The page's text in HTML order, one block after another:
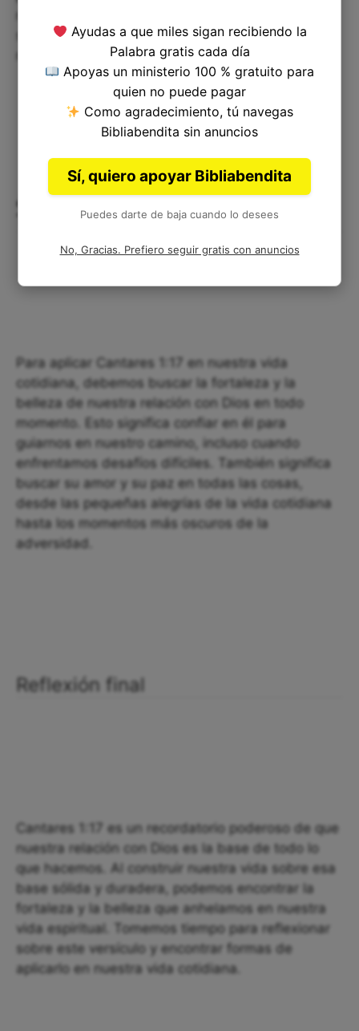
sobre la roca sólida de la fe, en lugar de la arena
movediza de las preocupaciones mundanas.
¿Cómo podemos aplicar Cantares
1:17 en nuestra vida cotidiana?
Para aplicar Cantares 1:17 en nuestra vida
cotidiana, debemos buscar la fortaleza y la
belleza de nuestra relación con Dios en todo
momento. Esto significa confiar en él para
guiarnos en nuestro camino, incluso cuando
enfrentamos desafíos difíciles. También significa
buscar su amor y su paz en todas las cosas,
desde las pequeñas alegrías de la vida cotidiana
hasta los momentos más oscuros de la
adversidad.
Reflexión final
Cantares 1:17 es un recordatorio poderoso de que
nuestra relación con Dios es la base de todo lo
que hacemos. Al construir nuestra vida sobre esa
base sólida y duradera, podemos encontrar la
fortaleza y la belleza que anhelamos en nuestra
vida espiritual. Tomemos tiempo para reflexionar
sobre este versículo y encontrar formas de
aplicarlo en nuestra vida cotidiana.
Ayudas a que miles sigan recibiendo la
Palabra gratis cada día
Apoyas un ministerio 100 % gratuito para
quien no puede pagar
Como agradecimiento, tú navegas
Bibliabendita sin anuncios
Sí, quiero apoyar Bibliabendita
Puedes darte de baja cuando lo desees
No, Gracias. Prefiero seguir gratis con anuncios